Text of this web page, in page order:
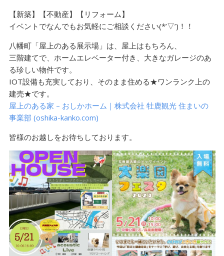
【新築】【不動産】【リフォーム】
イベントでなんでもお気軽にご相談ください(*’▽’)！！
八幡町「屋上のある展示場」は、屋上はもちろん、
三階建てで、ホームエレベーター付き、大きなガレージのあ
る珍しい物件です。
IOT設備も充実しており、そのまま住める★ワンランク上の
建売★です。
屋上のある家 – おしかホーム｜株式会社 牡鹿観光 住まいの
事業部 (oshika-kanko.com)
皆様のお越しをお待ちしております。